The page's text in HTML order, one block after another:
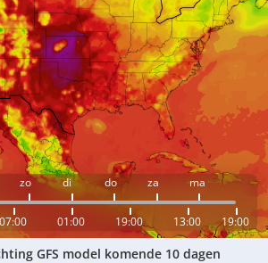
zo di do za ma
07:00 01:00 19:00 13:00 19:00
GFS model komende 10 dagen